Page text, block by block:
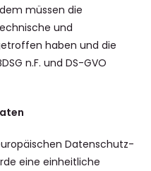
müssen die
und
haben und die
n.F. und DS-GVO
Datenschutz-
eine einheitliche